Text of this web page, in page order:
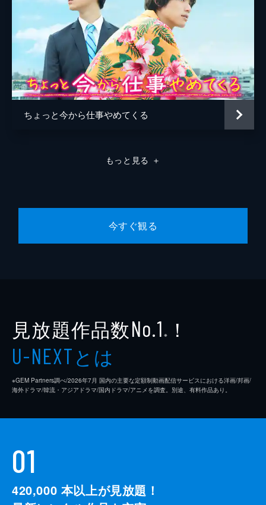
ちょっと今から仕事やめてくる
もっと見る ＋
今すぐ観る
見放題作品数No.1 ※ ！
U-NEXTとは
※GEM Partners調べ/2026年7⽉ 国内の主要な定額制動画配信サービスにおける洋画/邦画/
海外ドラマ/韓流・アジアドラマ/国内ドラマ/アニメを調査。別途、有料作品あり。
01
420,000 本以上が見放題！